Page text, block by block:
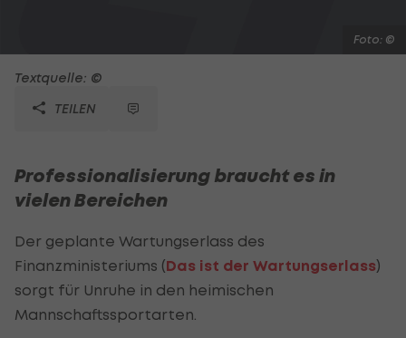
Foto: ©
Textquelle: ©
TEILEN
Professionalisierung braucht es in
vielen Bereichen
Der geplante Wartungserlass des
Finanzministeriums (Das ist der Wartungserlass)
sorgt für Unruhe in den heimischen
Mannschaftssportarten.